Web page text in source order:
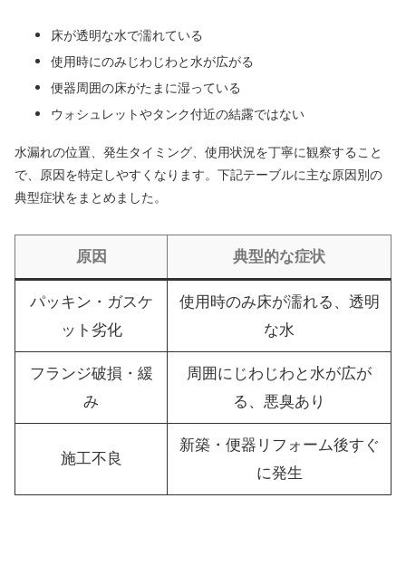
床が透明な水で濡れている
使用時にのみじわじわと水が広がる
便器周囲の床がたまに湿っている
ウォシュレットやタンク付近の結露ではない
水漏れの位置、発生タイミング、使用状況を丁寧に観察すること
で、原因を特定しやすくなります。下記テーブルに主な原因別の
典型症状をまとめました。
原因 典型的な症状
パッキン・ガスケ
ット劣化
使用時のみ床が濡れる、透明
な水
フランジ破損・緩
み
周囲にじわじわと水が広が
る、悪臭あり
施工不良
新築・便器リフォーム後すぐ
に発生